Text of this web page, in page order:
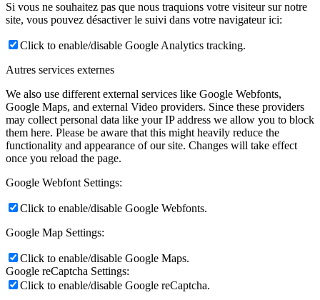
Si vous ne souhaitez pas que nous traquions votre visiteur sur notre
site, vous pouvez désactiver le suivi dans votre navigateur ici:
Click to enable/disable Google Analytics tracking.
Autres services externes
We also use different external services like Google Webfonts,
Google Maps, and external Video providers. Since these providers
may collect personal data like your IP address we allow you to block
them here. Please be aware that this might heavily reduce the
functionality and appearance of our site. Changes will take effect
once you reload the page.
Google Webfont Settings:
Click to enable/disable Google Webfonts.
Google Map Settings:
Click to enable/disable Google Maps.
Google reCaptcha Settings:
Click to enable/disable Google reCaptcha.